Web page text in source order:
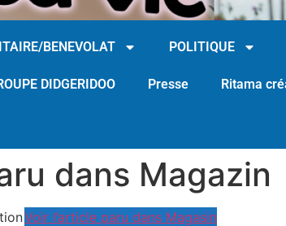
BENEVOLAT POLITIQUE
DIDGERIDOO Presse Ritama
dans Magazin
Voir l’article paru dans Magasin